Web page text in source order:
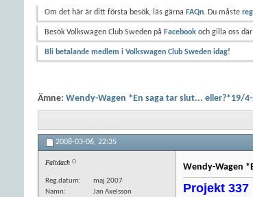
Om det här är ditt första besök, läs gärna FAQn. Du måste
Besök Volkswagen Club Sweden på Facebook och gilla oss
Bli betalande medlem i Volkswagen Club Sweden idag!
Ämne: Wendy-Wagen *En saga tar slut... eller?*19/
2008-03-06, 22:35
Faltdach
Reg.datum
maj 2007
Namn
Jan Axelsson
Wendy-Wagen
Projekt 337